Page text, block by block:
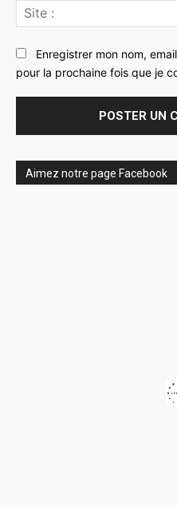
Enregistrer mon nom,
pour la prochaine fois que je
Aimez notre page Facebook